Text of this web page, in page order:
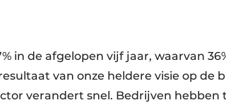
in de afgelopen vijf jaar, waarvan
van onze heldere visie op de
verandert snel. Bedrijven